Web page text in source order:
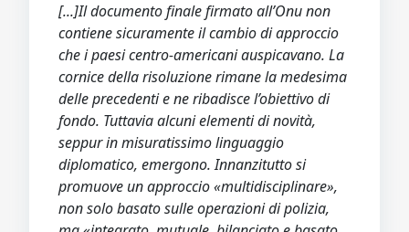
[...]Il documento finale firmato all’Onu non
contiene sicuramente il cambio di approccio
che i paesi centro-americani auspicavano. La
cornice della risoluzione rimane la medesima
delle precedenti e ne ribadisce l’obiettivo di
fondo. Tuttavia alcuni elementi di novità,
seppur in misuratissimo linguaggio
diplomatico, emergono. Innanzitutto si
promuove un approccio «multidisciplinare»,
non solo basato sulle operazioni di polizia,